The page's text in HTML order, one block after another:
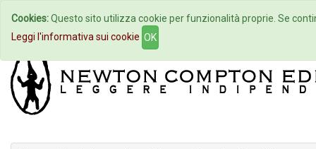
Home Autori Eventi
Cookies:Questo sito utilizza cookie per funzionalità proprie. Se
Leggi l'informativa sui cookie OK